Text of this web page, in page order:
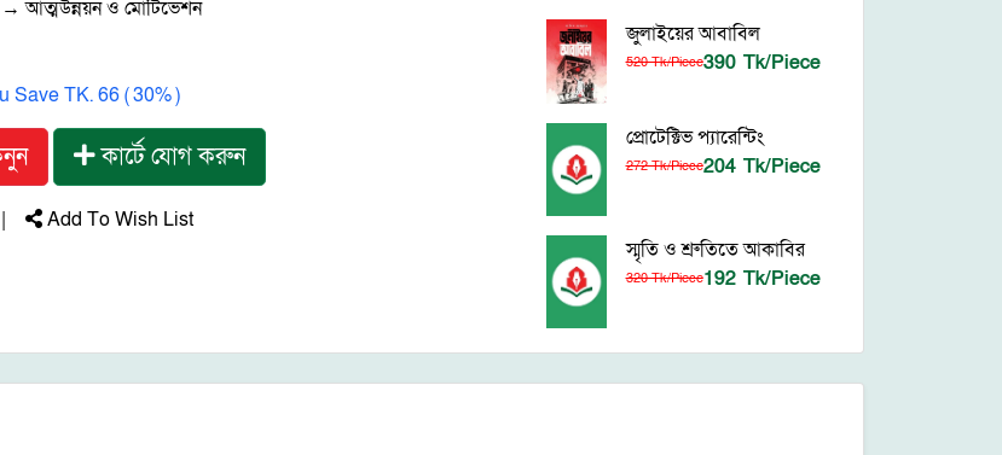
আত্মউন্নয়ন ও মোটিভেশন
Save TK. 66 ( 30% )
কার্টে যোগ করুন
| Add To Wish List
জুলাইয়ের আবাবিল
520 Tk/Piece390 Tk/Piece
প্রোটেক্টিভ প্যারেন্টিং
272 Tk/Piece204 Tk/Piece
স্মৃতি ও শ্রুতিতে আকাবির
320 Tk/Piece192 Tk/Piece